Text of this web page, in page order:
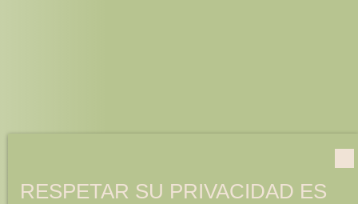
RESPETAR SU PRIVACIDAD ES